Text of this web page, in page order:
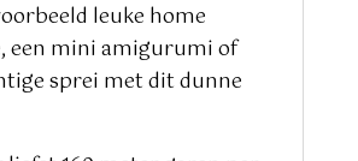
leuke home
een mini amigurumi of
sprei met dit dunne